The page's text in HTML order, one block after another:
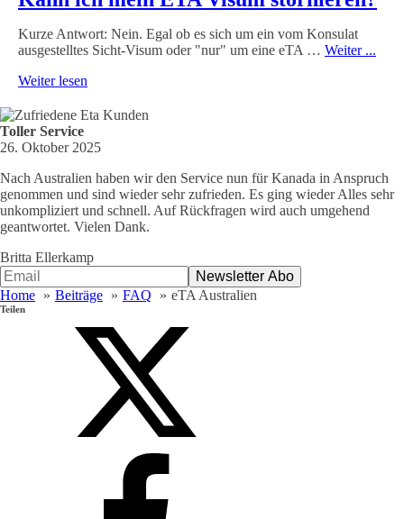
Kurze Antwort: Nein. Egal ob es sich um ein vom Konsulat
ausgestelltes Sicht-Visum oder "nur" um eine eTA … Weiter ...
Weiter lesen
Toller Service
26. Oktober 2025
Nach Australien haben wir den Service nun für Kanada in Anspruch
genommen und sind wieder sehr zufrieden. Es ging wieder Alles sehr
unkompliziert und schnell. Auf Rückfragen wird auch umgehend
geantwortet. Vielen Dank.
Britta Ellerkamp
Home Beiträge FAQ eTA Australien
Teilen